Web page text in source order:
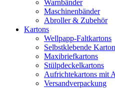
Warnbänder
Maschinenbänder
Abroller & Zubehör
Kartons
Wellpapp-Faltkartons
Selbstklebende
Maxibriefkartons
Stülpdeckelkartons
Aufrichtekartons mit
Versandverpackung